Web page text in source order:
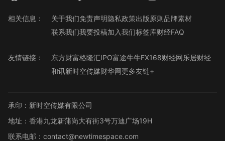
相关信息： 关于我们免责声明隐私政策出版原则品牌素材
联系我们我要投稿加入我们标签库财经FAQ
友情链接： 东方财富格隆汇IPO富途牛牛FX168财经网乐居财经
和讯新时空传媒财华网更多友链+
承印：新时空传媒有限公司
地址：香港九龙新蒲岗大有街3号万迪广场19H
联系电邮：contact@newtimespace.com